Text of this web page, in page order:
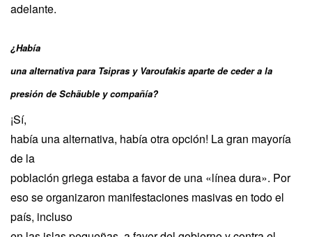
adelante.
¿Había
una alternativa para Tsipras y Varoufakis aparte de ceder a la
presión de Schäuble y compañía?
¡Sí,
había una alternativa, había otra opción! La gran mayoría
de la
población griega estaba a favor de una «línea dura». Por
eso se organizaron manifestaciones masivas en todo el
país, incluso